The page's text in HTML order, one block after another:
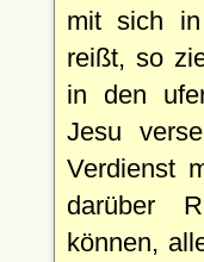
mit sich
reißt, so
in den
Jesu
Verdienst
darüber
können,